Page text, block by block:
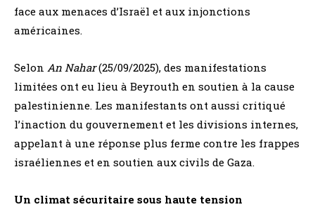
face aux menaces d’Israël et aux injonctions
américaines.
Selon An Nahar(25/09/2025), des manifestations
limitées ont eu lieu à Beyrouth en soutien à la cause
palestinienne. Les manifestants ont aussi critiqué
l’inaction du gouvernement et les divisions internes,
appelant à une réponse plus ferme contre les frappes
israéliennes et en soutien aux civils de Gaza.
Un climat sécuritaire sous haute tension